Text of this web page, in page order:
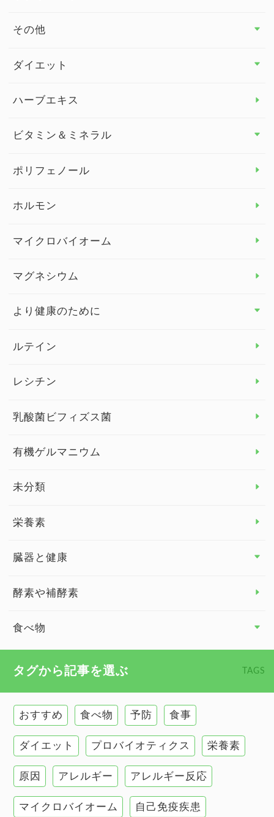
その他
その他 トップ
健康セミナー
ダイエット
ダイエット トップ
ハーブエキス
ビタミン＆ミネラル
ビタミン＆ミネラル トップ
ビタミンE
ポリフェノール
ホルモン
マイクロバイオーム
マグネシウム
より健康のために
より健康のために トップ
眼の健康
睡眠
ルテイン
レシチン
乳酸菌ビフィズス菌
有機ゲルマニウム
未分類
栄養素
臓器と健康
臓器と健康 トップ
慢性疲労
甲状腺
肌
肝臓の健康
腸の健康
酵素や補酵素
食べ物
タグから記事を選ぶ TAGS
おすすめ 食べ物 予防 食事
ダイエット プロバイオティクス 栄養素
原因 アレルギー アレルギー反応
マイクロバイオーム 自己免疫疾患